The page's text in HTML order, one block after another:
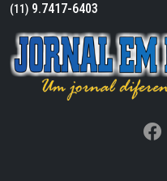
(11) 9.7417-6403